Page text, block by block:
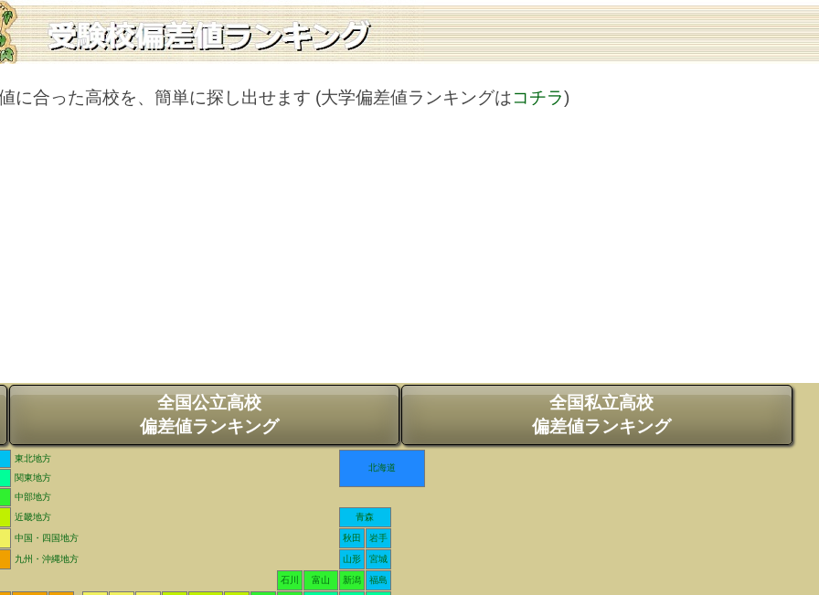
に合った高校を、簡単に探し出せます (大学偏差値ランキングはコチラ)
全国公立高校
偏差値ランキング
全国私立高校
偏差値ランキング
東北地方
北海道
関東地方
中部地方
近畿地方
青森
中国・四国地方 秋田 岩手
九州・沖縄地方 山形 宮城
石川 富山 新潟 福島